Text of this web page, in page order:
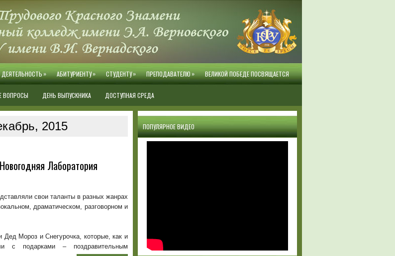
ДЕЯТЕЛЬНОСТЬ» АБИТУРИЕНТУ» СТУДЕНТУ» ПРЕПОДАВАТЕЛЮ» ВЕЛИКОЙ ПОБЕДЕ ПОСВЯЩАЕТСЯ
ВОПРОСЫ ДЕНЬ ВЫПУСКНИКА ДОСТУПНАЯ СРЕДА
2015
Лаборатория
свои таланты в разных жанрах
драматическом, разговорном и
Мороз и Снегурочка, которые, как и
с подарками – поздравительным
ПОПУЛЯРНОЕ ВИДЕО